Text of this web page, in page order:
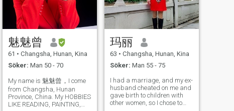
魅魅曾
61 • Changsha, Hunan, Kina
Söker: Man 50 - 70
My name is 魅魅曾，I come
from Changsha, Hunan
Province, China. My HOBBIES
LIKE READING, PAINTING,
玛丽
63 • Changsha, Hunan, Kina
Söker: Man 55 - 75
I had a marriage, and my ex-
husband cheated on me and
gave birth to children with
other women, so I chose to